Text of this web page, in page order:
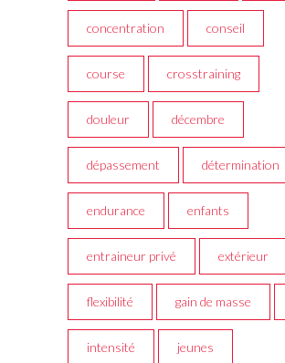
concentration conseil
course crosstraining
douleur décembre
dépassement détermination
endurance enfants
entraineur privé extérieur
flexibilité gain de masse
intensité jeunes